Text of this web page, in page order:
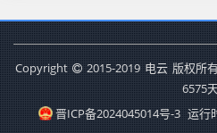
Copyright 2015-2019 电云 版权所
6575
晋ICP备2024045014号-3 运行